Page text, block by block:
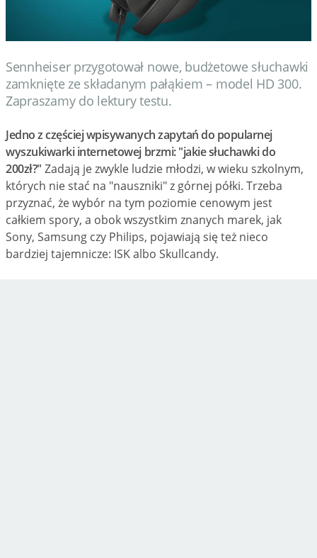
Sennheiser przygotował nowe, budżetowe słuchawki
zamknięte ze składanym pałąkiem – model HD 300.
Zapraszamy do lektury testu.
Jedno z częściej wpisywanych zapytań do popularnej
wyszukiwarki internetowej brzmi: "jakie słuchawki do
200zł?" Zadają je zwykle ludzie młodzi, w wieku szkolnym,
których nie stać na "nauszniki" z górnej półki. Trzeba
przyznać, że wybór na tym poziomie cenowym jest
całkiem spory, a obok wszystkim znanych marek, jak
Sony, Samsung czy Philips, pojawiają się też nieco
bardziej tajemnicze: ISK albo Skullcandy.